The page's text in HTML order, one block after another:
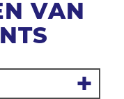
VAN